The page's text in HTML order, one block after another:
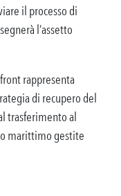
il processo di
l’assetto
rappresenta
di recupero del
trasferimento al
marittimo gestite